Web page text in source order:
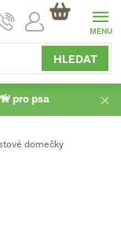
HLEDAT
NÁKUPNÍ
KOŠÍK
pro psa
domečky